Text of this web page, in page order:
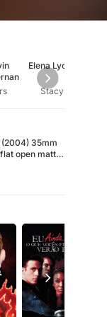
Elena Lyons
Stacy
(2004) 35mm
open matte